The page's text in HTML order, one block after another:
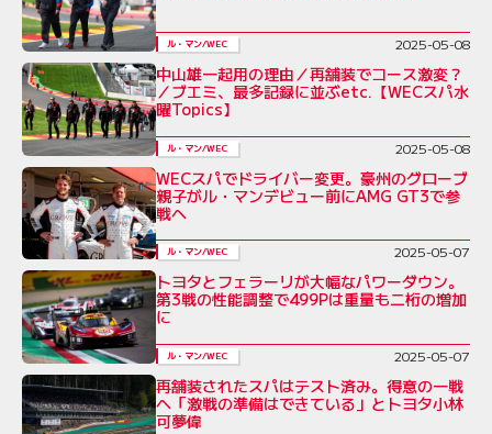
ル・マン/WEC 2025-05-08
中山雄一起用の理由／再舗装でコース激変？
／ブエミ、最多記録に並ぶetc.【WECスパ水
曜Topics】
ル・マン/WEC 2025-05-08
WECスパでドライバー変更。豪州のグローブ
親子がル・マンデビュー前にAMG GT3で参
戦へ
ル・マン/WEC 2025-05-07
トヨタとフェラーリが大幅なパワーダウン。
第3戦の性能調整で499Pは重量も二桁の増加
に
ル・マン/WEC 2025-05-07
再舗装されたスパはテスト済み。得意の一戦
へ「激戦の準備はできている」とトヨタ小林
可夢偉